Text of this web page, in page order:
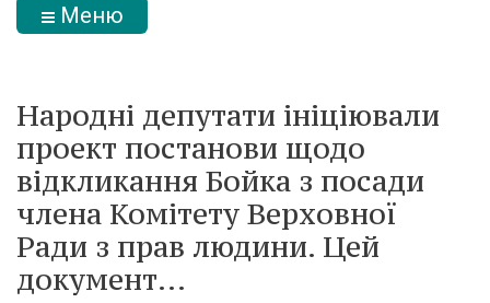
Меню
Народні депутати ініціювали
проект постанови щодо
відкликання Бойка з посади
члена Комітету Верховної
Ради з прав людини. Цей
документ...